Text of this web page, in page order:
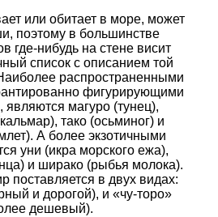
или обитает в море, может
поэтому в большинстве
где-нибудь на стене висит
список с описанием той
распространенными
фигурирующими
магуро (тунец),
тако (осьминог) и
А более экзотичными
уни (икра морского ежа),
и ширако (рыбья молока).
поставляется в двух видах:
и дорогой), и «чу-торо»
дешевый).